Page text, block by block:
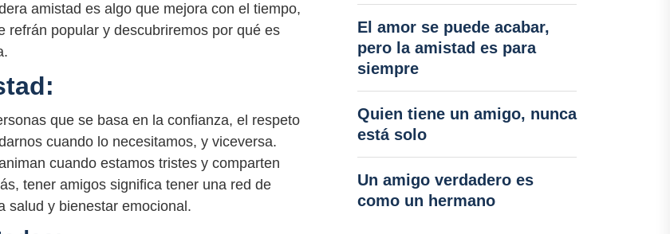
amistad es algo que mejora con el tiempo,
refrán popular y descubriremos por qué es
que se basa en la confianza, el respeto
cuando lo necesitamos, y viceversa.
cuando estamos tristes y comparten
tener amigos significa tener una red de
salud y bienestar emocional.
El amor se puede acabar,
pero la amistad es para
siempre
Quien tiene un amigo, nunca
está solo
Un amigo verdadero es
como un hermano